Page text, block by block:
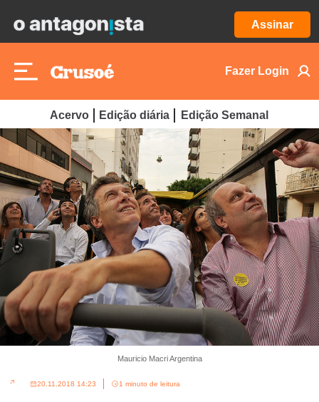
Assinar
Fazer Login
Acervo Edição diária Edição Semanal
Mauricio Macri Argentina
20.11.2018 14:23 1 minuto de leitura